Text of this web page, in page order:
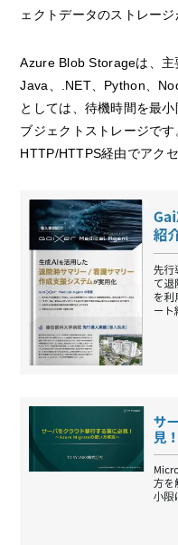
ェクトデータのストレー
Azure Blob Storageは、主
Java、.NET、Python、
としては、待機時間を最
ブジェクトストレージで
HTTP/HTTPS経由でアクセ